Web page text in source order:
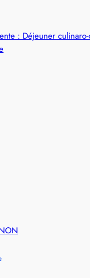
: Déjeuner